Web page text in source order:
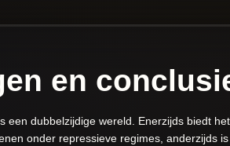
en
een dubbelzijdige wereld. Enerzijds biedt
onder repressieve regimes, anderzijds